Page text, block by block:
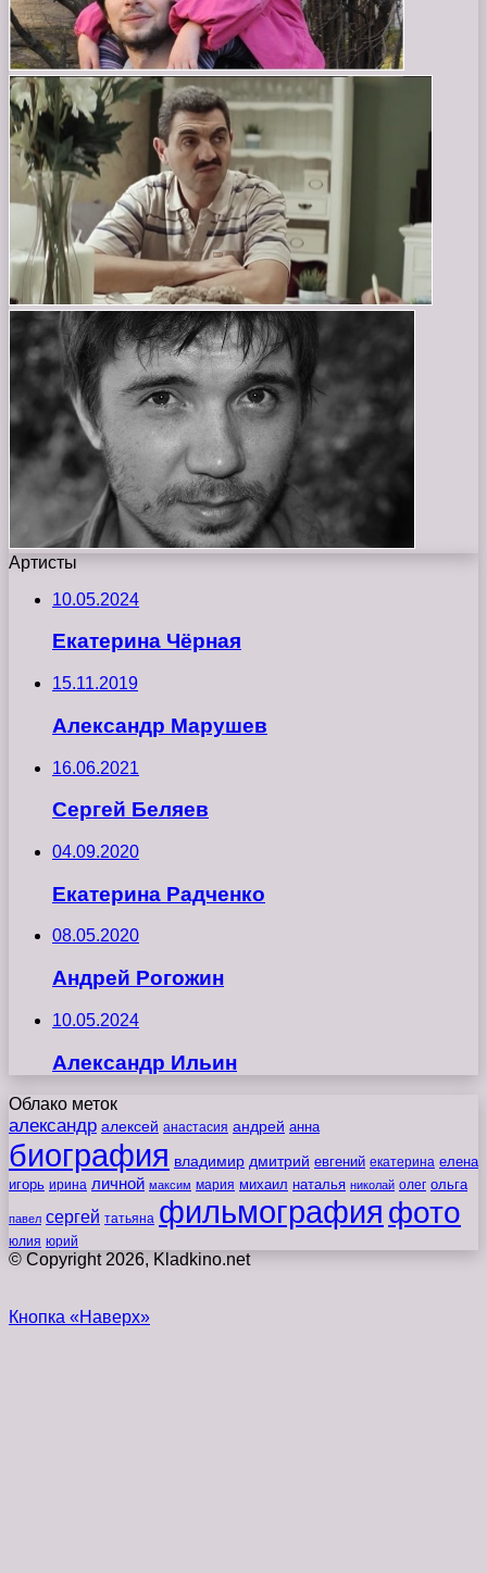
Артисты
10.05.2024
Екатерина Чёрная
15.11.2019
Александр Марушев
16.06.2021
Сергей Беляев
04.09.2020
Екатерина Радченко
08.05.2020
Андрей Рогожин
10.05.2024
Александр Ильин
Облако меток
александр алексей анастасия андрей анна
биография владимир дмитрий евгений екатерина елена
игорь ирина личной максим мария михаил наталья николай олег ольга
павел сергей татьяна фильмография фото
юлия юрий
© Copyright 2026, Kladkino.net
Кнопка «Наверх»